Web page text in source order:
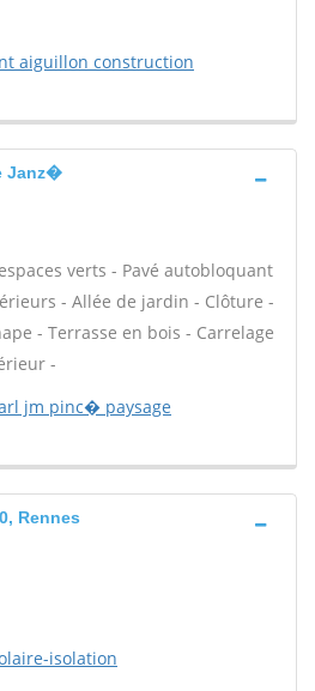
aiguillon construction
Janz�
verts - Pavé autobloquant
- Allée de jardin - Clôture -
- Terrasse en bois - Carrelage
-
jm pinc� paysage
Rennes
isolation